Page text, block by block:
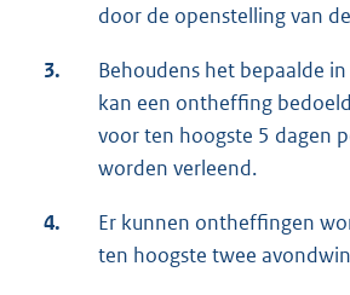
door de openstelling van
3.
Behoudens het bepaalde
kan een ontheffing
voor ten hoogste 5 dagen
worden verleend.
4.
Er kunnen ontheffingen
ten hoogste twee